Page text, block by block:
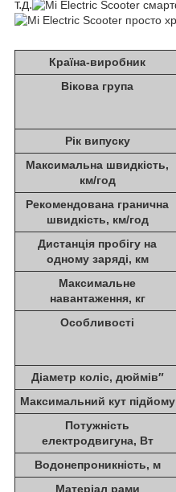
т.д.
Країна-виробник
Вікова група
Рік випуску
Максимальна швидкість,
км/год
Рекомендована гранична
швидкість, км/год
Дистанція пробігу на
одному заряді, км
Максимальне
навантаження, кг
Особливості
Діаметр коліс, дюймів″
Максимальний кут підйому
Потужність
електродвигуна, Вт
Водонепроникність, м
Матеріал рами